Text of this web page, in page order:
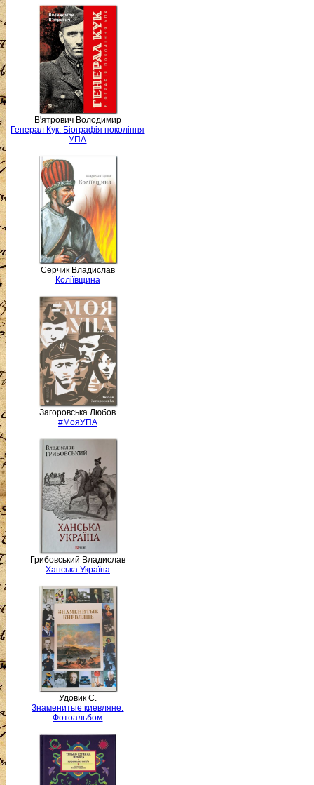
В'ятрович Володимир
Генерал Кук. Біографія покоління
УПА
Серчик Владислав
Коліївщина
Загоровська Любов
#МояУПА
Грибовський Владислав
Ханська Україна
Удовик С.
Знаменитые киевляне.
Фотоальбом